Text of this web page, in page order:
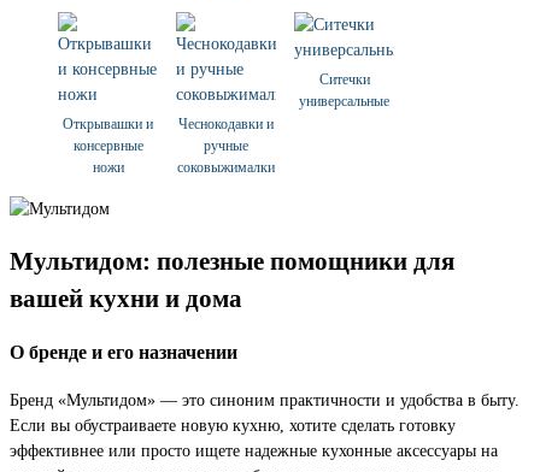
Открывашки и
консервные
ножи
Чеснокодавки и
ручные
соковыжималки
Ситечки
универсальные
Мультидом: полезные помощники для
вашей кухни и дома
О бренде и его назначении
Бренд «Мультидом» — это синоним практичности и удобства в быту.
Если вы обустраиваете новую кухню, хотите сделать готовку
эффективнее или просто ищете надежные кухонные аксессуары на